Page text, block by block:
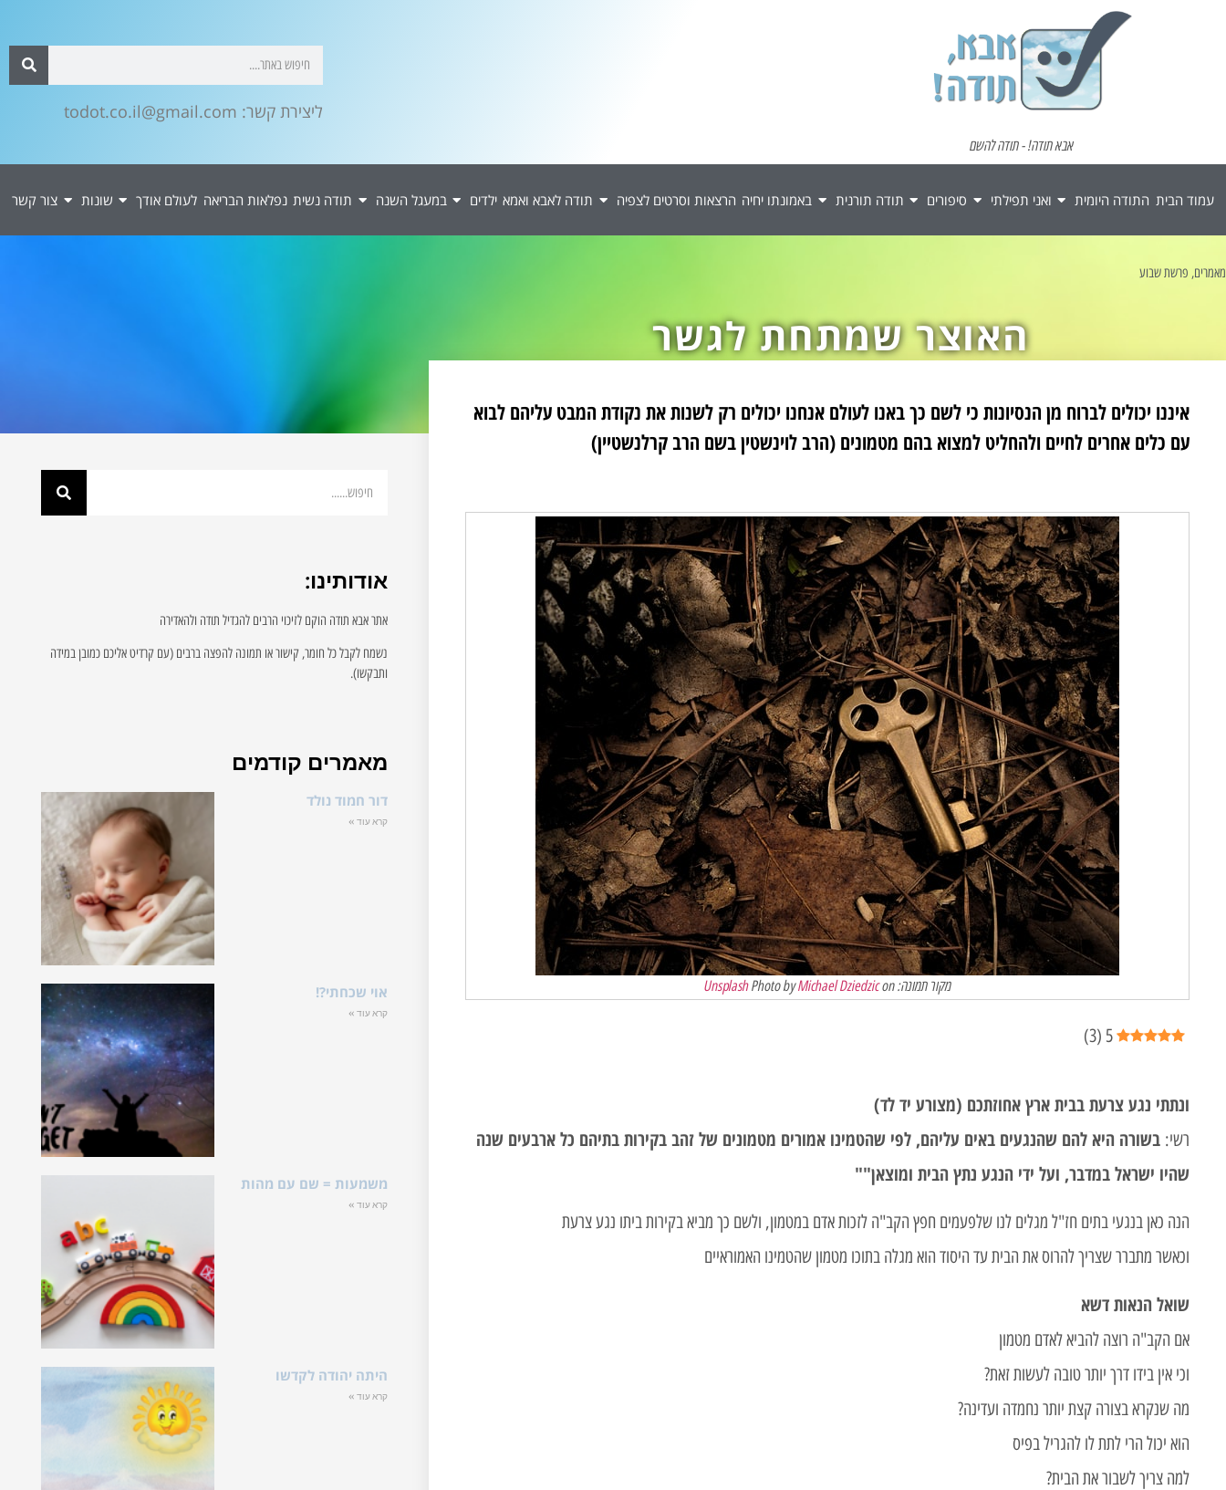
אבא תודה! - תודה להשם
ליצירת קשר: todot.co.il@gmail.com
עמוד הבית התודה היומית ואני תפילתי סיפורים תודה תורנית באמונתו יחיה הרצאות וסרטים לצפיה תודה לאבא ואמא ילדים במעגל השנה תודה נשית נפלאות הבריאה לעולם אודך שונות צור קשר
מאמרים, פרשת שבוע
האוצר שמתחת לגשר
איננו יכולים לברוח מן הנסיונות כי לשם כך באנו לעולם אנחנו יכולים רק לשנות את נקודת המבט עליהם לבוא
עם כלים אחרים לחיים ולהחליט למצוא בהם מטמונים (הרב לוינשטין בשם הרב קרלנשטיין)
מקור תמונה: Photo by Michael Dziedzicon
Unsplash
5
(
3
)
ונתתי נגע צרעת בבית ארץ אחוזתכם (מצורע יד לד)
רשי: בשורה היא להם שהנגעים באים עליהם, לפי שהטמינו אמורים מטמונים של זהב בקירות בתיהם כל ארבעים שנה
שהיו ישראל במדבר, ועל ידי הנגע נתץ הבית ומוצאן""
הנה כאן בנגעי בתים חז"ל מגלים לנו שלפעמים חפץ הקב"ה לזכות אדם במטמון, ולשם כך מביא בקירות ביתו נגע צרעת
וכאשר מתברר שצריך להרוס את הבית עד היסוד הוא מגלה בתוכו מטמון שהטמינו האמוראיים
שואל הנאות דשא
אם הקב"ה רוצה להביא לאדם מטמון
וכי אין בידו דרך יותר טובה לעשות זאת?
מה שנקרא בצורה קצת יותר נחמדה ועדינה?
הוא יכול הרי לתת לו להגריל בפיס
למה צריך לשבור את הבית?
אודותינו:
אתר אבא תודה הוקם לזיכוי הרבים להגדיל תודה ולהאדירה
נשמח לקבל כל חומר, קישור או תמונה להפצה ברבים (עם קרדיט אליכם כמובן במידה
ותבקשו).
מאמרים קודמים
דור חמוד נולד
קרא עוד »
אוי שכחתי?!
קרא עוד »
משמעות = שם עם מהות
קרא עוד »
היתה יהודה לקדשו
קרא עוד »